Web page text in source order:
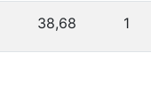
38,68 1